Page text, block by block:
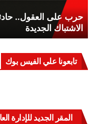
حرب على العقول..
الاشتباك الجديدة
تابعونا علي الفيس بوك
المقر الجديد للإدارة